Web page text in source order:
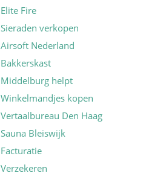
Elite Fire
Sieraden verkopen
Airsoft Nederland
Bakkerskast
Middelburg helpt
Winkelmandjes kopen
Vertaalbureau Den Haag
Sauna Bleiswijk
Facturatie
Verzekeren